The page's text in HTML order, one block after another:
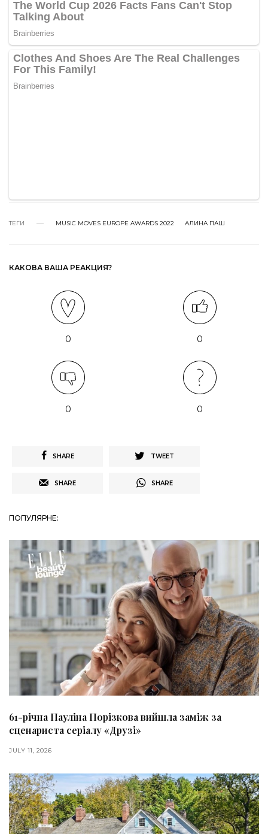
ТЕГИ MUSIC MOVES EUROPE AWARDS 2022 АЛИНА ПАШ
КАКОВА ВАША РЕАКЦИЯ?
0 0
0 0
SHARE TWEET
SHARE SHARE
ПОПУЛЯРНЕ:
61-річна Пауліна Порізкова вийшла заміж за
сценариста серіалу «Друзі»
JULY 11, 2026